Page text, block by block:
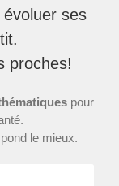
ses
proches!
pour
le mieux.